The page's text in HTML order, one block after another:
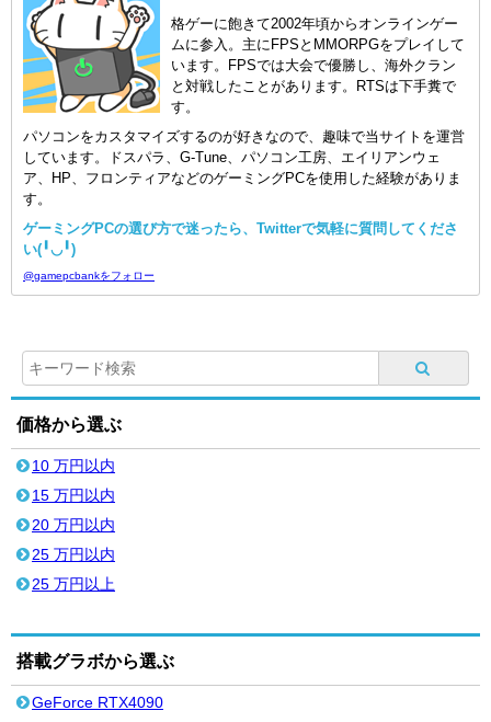
格ゲーに飽きて2002年頃からオンラインゲー
ムに参入。主にFPSとMMORPGをプレイして
います。FPSでは大会で優勝し、海外クラン
と対戦したことがあります。RTSは下手糞で
す。
パソコンをカスタマイズするのが好きなので、趣味で当サイトを運営
しています。ドスパラ、G-Tune、パソコン工房、エイリアンウェ
ア、HP、フロンティアなどのゲーミングPCを使用した経験がありま
す。
ゲーミングPCの選び方で迷ったら、Twitterで気軽に質問してくださ
い(╹◡╹)
@gamepcbankをフォロー
価格から選ぶ
10 万円以内
15 万円以内
20 万円以内
25 万円以内
25 万円以上
搭載グラボから選ぶ
GeForce RTX4090